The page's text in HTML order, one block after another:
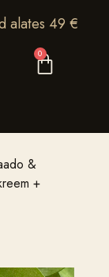
alates 49 €
0
&
+